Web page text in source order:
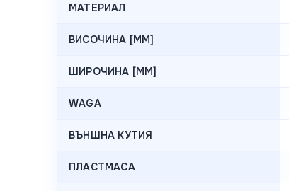
МАТЕРИАЛ
ВИСОЧИНА [MM]
ШИРОЧИНА [MM]
WAGA
ВЪНШНА КУТИЯ
ПЛАСТМАСА